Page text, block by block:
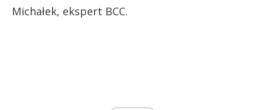
Michałek, ekspert BCC.